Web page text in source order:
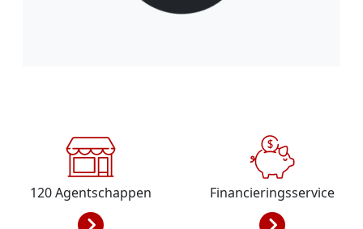
120Agentschappen Financieringsservice